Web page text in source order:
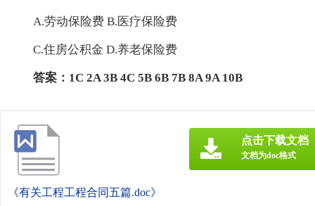
A.劳动保险费 B.医疗保险费
C.住房公积金 D.养老保险费
答案：1C 2A 3B 4C 5B 6B 7B 8A 9A 10B
《有关工程工程合同五篇.doc》
点击下载文档
文档为doc格式